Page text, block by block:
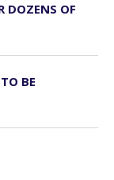
DOZENS OF
BE